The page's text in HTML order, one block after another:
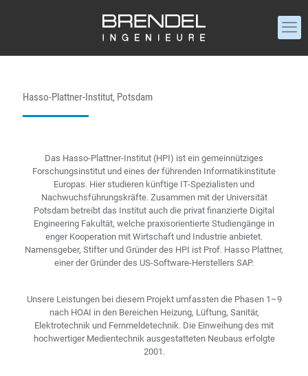
Hasso-Plattner-Institut, Potsdam
Das Hasso-Plattner-Institut (HPI) ist ein gemeinnütziges
Forschungsinstitut und eines der führenden Informatikinstitute
Europas. Hier studieren künftige IT-Spezialisten und
Nachwuchsführungskräfte. Zusammen mit der Universität
Potsdam betreibt das Institut auch die privat finanzierte Digital
Engineering Fakultät, welche praxisorientierte Studiengänge in
enger Kooperation mit Wirtschaft und Industrie anbietet.
Namensgeber, Stifter und Gründer des HPI ist Prof. Hasso Plattner,
einer der Gründer des US-Software-Herstellers SAP.
Unsere Leistungen bei diesem Projekt umfassten die Phasen 1–9
nach HOAI in den Bereichen Heizung, Lüftung, Sanitär,
Elektrotechnik und Fernmeldetechnik. Die Einweihung des mit
hochwertiger Medientechnik ausgestatteten Neubaus erfolgte
2001.